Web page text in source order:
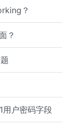
？
？
户密码字段